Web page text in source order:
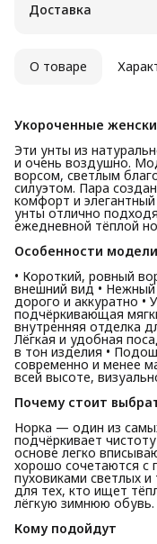
Доставка
О товаре
Укороченные
Эти унты из
и очень воздушно.
ворсом, светлым
силуэтом. Пара
комфорт и
унты отлично
ежедневной тёплой
Особенности модели
• Короткий, ровный
внешний вид •
дорого и аккуратно •
подчёркивающая
внутренняя отделка
Лёгкая и удобная
в тон изделия •
современно и менее
всей высоте,
Почему стоит
Норка — один из
подчёркивает
основе легко
хорошо сочетаются с
пуховиками светлых
для тех, кто ищет
лёгкую зимнюю обувь.
Кому подойдут